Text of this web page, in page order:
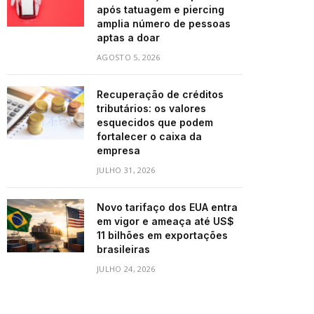
após tatuagem e piercing
amplia número de pessoas
aptas a doar
AGOSTO 5, 2026
Recuperação de créditos
tributários: os valores
esquecidos que podem
fortalecer o caixa da
empresa
JULHO 31, 2026
Novo tarifaço dos EUA entra
em vigor e ameaça até US$
11 bilhões em exportações
brasileiras
JULHO 24, 2026